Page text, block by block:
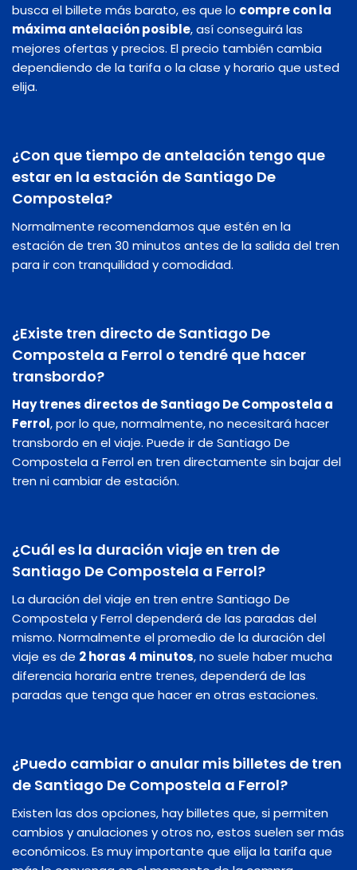
busca el billete más barato, es que lo compre con la
máxima antelación posible, así conseguirá las
mejores ofertas y precios. El precio también cambia
dependiendo de la tarifa o la clase y horario que usted
elija.
¿Con que tiempo de antelación tengo que
estar en la estación de Santiago De
Compostela?
Normalmente recomendamos que estén en la
estación de tren 30 minutos antes de la salida del tren
para ir con tranquilidad y comodidad.
¿Existe tren directo de Santiago De
Compostela a Ferrol o tendré que hacer
transbordo?
Hay trenes directos de Santiago De Compostela a
Ferrol, por lo que, normalmente, no necesitará hacer
transbordo en el viaje. Puede ir de Santiago De
Compostela a Ferrol en tren directamente sin bajar del
tren ni cambiar de estación.
¿Cuál es la duración viaje en tren de
Santiago De Compostela a Ferrol?
La duración del viaje en tren entre Santiago De
Compostela y Ferrol dependerá de las paradas del
mismo. Normalmente el promedio de la duración del
viaje es de 2 horas 4 minutos, no suele haber mucha
diferencia horaria entre trenes, dependerá de las
paradas que tenga que hacer en otras estaciones.
¿Puedo cambiar o anular mis billetes de tren
de Santiago De Compostela a Ferrol?
Existen las dos opciones, hay billetes que, si permiten
cambios y anulaciones y otros no, estos suelen ser más
económicos. Es muy importante que elija la tarifa que